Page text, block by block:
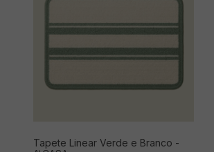
Tapete Linear Verde e Branco -